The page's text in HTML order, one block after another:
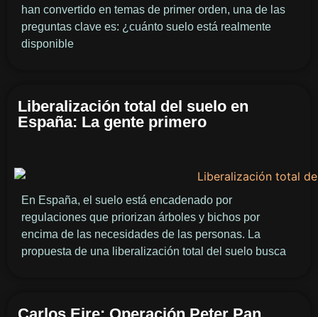
han convertido en temas de primer orden, una de las
preguntas clave es: ¿cuánto suelo está realmente
disponible
Liberalización total del suelo en
España: La gente primero
En España, el suelo está encadenado por
regulaciones que priorizan árboles y bichos por
encima de las necesidades de las personas. La
propuesta de una liberalización total del suelo busca